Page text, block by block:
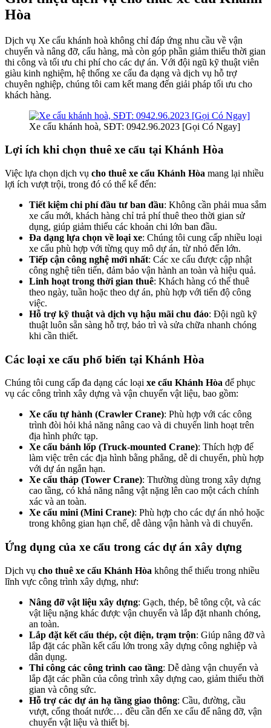
Hòa
Dịch vụ Xe cẩu khánh hoà không chỉ đáp ứng nhu cầu về vận
chuyển và nâng đỡ, cẩu hàng, mà còn góp phần giảm thiểu thời gian
thi công và tối ưu chi phí cho các dự án. Với đội ngũ kỹ thuật viên
giàu kinh nghiệm, hệ thống xe cẩu đa dạng và dịch vụ hỗ trợ
chuyên nghiệp, chúng tôi cam kết mang đến giải pháp tối ưu cho
khách hàng.
Xe cẩu khánh hoà, SĐT: 0942.96.2023 [Gọi Có Ngay]
Lợi ích khi chọn thuê xe cẩu tại Khánh Hòa
Việc lựa chọn dịch vụ cho thuê xe cẩu Khánh Hòa mang lại nhiều
lợi ích vượt trội, trong đó có thể kể đến:
Tiết kiệm chi phí đầu tư ban đầu: Không cần phải mua sắm
xe cẩu mới, khách hàng chỉ trả phí thuê theo thời gian sử
dụng, giúp giảm thiểu các khoản chi lớn ban đầu.
Đa dạng lựa chọn về loại xe: Chúng tôi cung cấp nhiều loại
xe cẩu phù hợp với từng quy mô dự án, từ nhỏ đến lớn.
Tiếp cận công nghệ mới nhất: Các xe cẩu được cập nhật
công nghệ tiên tiến, đảm bảo vận hành an toàn và hiệu quả.
Linh hoạt trong thời gian thuê: Khách hàng có thể thuê
theo ngày, tuần hoặc theo dự án, phù hợp với tiến độ công
việc.
Hỗ trợ kỹ thuật và dịch vụ hậu mãi chu đáo: Đội ngũ kỹ
thuật luôn sẵn sàng hỗ trợ, bảo trì và sửa chữa nhanh chóng
khi cần thiết.
Các loại xe cẩu phổ biến tại Khánh Hòa
Chúng tôi cung cấp đa dạng các loại xe cẩu Khánh Hòa để phục
vụ các công trình xây dựng và vận chuyển vật liệu, bao gồm:
Xe cẩu tự hành (Crawler Crane): Phù hợp với các công
trình đòi hỏi khả năng nâng cao và di chuyển linh hoạt trên
địa hình phức tạp.
Xe cẩu bánh lốp (Truck-mounted Crane): Thích hợp để
làm việc trên các địa hình bằng phẳng, dễ di chuyển, phù hợp
với dự án ngắn hạn.
Xe cẩu tháp (Tower Crane): Thường dùng trong xây dựng
cao tầng, có khả năng nâng vật nặng lên cao một cách chính
xác và an toàn.
Xe cẩu mini (Mini Crane): Phù hợp cho các dự án nhỏ hoặc
trong không gian hạn chế, dễ dàng vận hành và di chuyển.
Ứng dụng của xe cẩu trong các dự án xây dựng
Dịch vụ cho thuê xe cẩu Khánh Hòa không thể thiếu trong nhiều
lĩnh vực công trình xây dựng, như:
Nâng đỡ vật liệu xây dựng: Gạch, thép, bê tông cột, và các
vật liệu nặng khác được vận chuyển và lắp đặt nhanh chóng,
an toàn.
Lắp đặt kết cấu thép, cột điện, trạm trộn: Giúp nâng đỡ và
lắp đặt các phần kết cấu lớn trong xây dựng công nghiệp và
dân dụng.
Thi công các công trình cao tầng: Dễ dàng vận chuyển và
lắp đặt các phần của công trình xây dựng cao, giảm thiểu thời
gian và công sức.
Hỗ trợ các dự án hạ tầng giao thông: Cầu, đường, cầu
vượt, cống thoát nước… đều cần đến xe cẩu để nâng đỡ, vận
chuyển vật liệu và thiết bị.